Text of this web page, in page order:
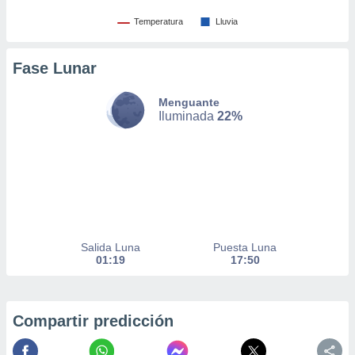
en
Temperatura Lluvia
Fase Lunar
Menguante
Iluminada 22%
Salida Luna
01:19
Puesta Luna
17:50
Compartir predicción